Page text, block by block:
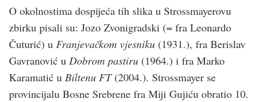
O okolnostima dospijeća tih slika u Strossmayerovu
zbirku pisali su: Jozo Zvonigradski (= fra Leonardo
Čuturić) u Franjevačkom vjesniku (1931.), fra Berislav
Gavranović u Dobrom pastiru (1964.) i fra Marko
Karamatić u Biltenu FT(2004.). Strossmayer se
provincijalu Bosne Srebrene fra Miji Gujiću obratio 10.